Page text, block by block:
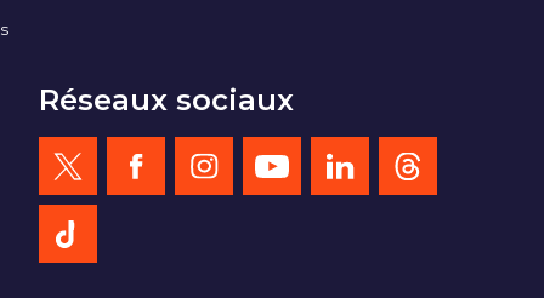
Réseaux sociaux